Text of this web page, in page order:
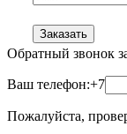
Заказать
Обратный звонок
Ваш телефон:+7
Пожалуйста,